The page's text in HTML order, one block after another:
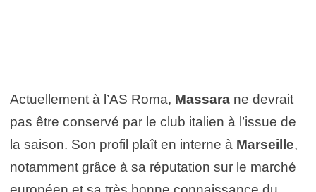
Actuellement à l’AS Roma, Massara ne devrait
pas être conservé par le club italien à l’issue de
la saison. Son profil plaît en interne à Marseille,
notamment grâce à sa réputation sur le marché